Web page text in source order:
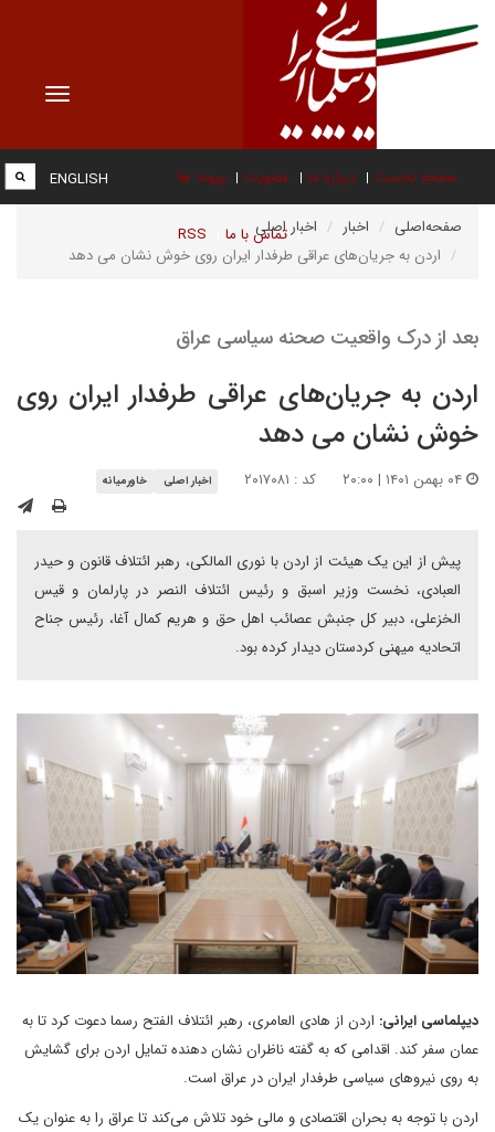
Toggle
صفحه نخست درباره ما عضویت پیوند ها
تماس با ما RSS
ENGLISH
صفحه‌اصلی اخبار
اخبار اصلی
اردن به جریان‌های عراقی طرفدار ایران روی خوش نشان می دهد
بعد از درک واقعیت صحنه سیاسی عراق
اردن به جریان‌های عراقی طرفدار ایران روی
خوش نشان می دهد
کد : ۲۰۱۷۰۸۱ اخبار اصلی خاورمیانه
پیش از این یک هیئت از اردن با نوری المالکی، رهبر ائتلاف قانون و حیدر
العبادی، نخست وزیر اسبق و رئیس ائتلاف النصر در پارلمان و قیس
الخزعلی، دبیر کل جنبش عصائب اهل حق و هریم کمال آغا، رئیس جناح
اتحادیه میهنی کردستان دیدار کرده بود.
دیپلماسی ایرانی: اردن از هادی العامری، رهبر ائتلاف الفتح رسما دعوت کرد تا به
عمان سفر کند. اقدامی که به گفته ناظران نشان دهنده تمایل اردن برای گشایش
به روی نیروهای سیاسی طرفدار ایران در عراق است.
اردن با توجه به بحران اقتصادی و مالی خود تلاش می‌کند تا عراق را به عنوان یک